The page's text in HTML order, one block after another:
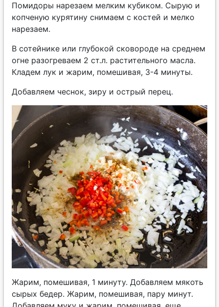
Помидоры нарезаем мелким кубиком. Сырую и
копченую курятину снимаем с костей и мелко
нарезаем.
В сотейнике или глубокой сковороде на среднем
огне разогреваем 2 ст.л. растительного масла.
Кладем лук и жарим, помешивая, 3-4 минуты.
Добавляем чеснок, зиру и острый перец.
Жарим, помешивая, 1 минуту. Добавляем мякоть
сырых бедер. Жарим, помешивая, пару минут.